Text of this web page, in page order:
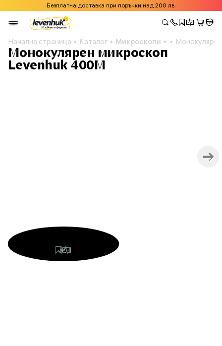
Безплатна доставка при поръчки над 200 лв.
Начална страница Каталог Микроскопи
Монокулярен микроскоп
Levenhuk 400M